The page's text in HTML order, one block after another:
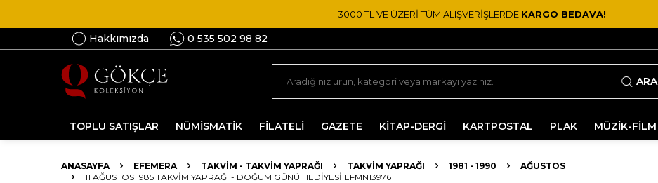
3000 TL VE ÜZERİ TÜM ALIŞVERİŞLERDE KARGO BEDAVA!
Hakkımızda 0 535 502 98 82
ARA
TOPLU SATIŞLAR NÜMİSMATİK FİLATELİ GAZETE KİTAP-DERGİ KARTPOSTAL PLAK MÜZİK-FİLM
ANASAYFA EFEMERA TAKVIM - TAKVIM YAPRAĞI TAKVIM YAPRAĞI 1981 - 1990
AĞUSTOS
11 AĞUSTOS 1985 TAKVIM YAPRAĞI - DOĞUM GÜNÜ HEDIYESI EFMN13976